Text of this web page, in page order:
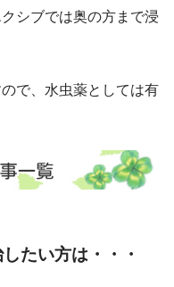
シブでは奥の方まで浸
で、水虫薬としては有
たい方は・・・